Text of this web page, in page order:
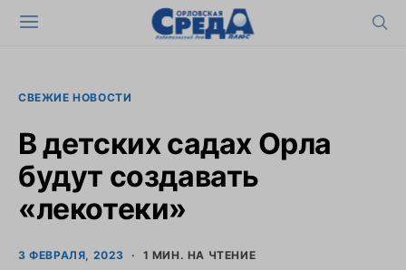
СВЕЖИЕ НОВОСТИ
В детских садах Орла
будут создавать
«лекотеки»
3 ФЕВРАЛЯ, 2023 1 МИН. НА ЧТЕНИЕ